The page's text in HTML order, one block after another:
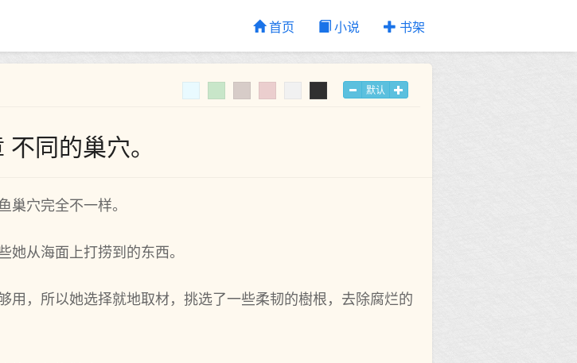
首页 小说 书架
默认
同的巢穴。
巢穴完全不一样。
她从海面‌上打捞到的东西。
用，所以她选择就地取材，挑选了一些柔韧的樹根，去除腐烂的